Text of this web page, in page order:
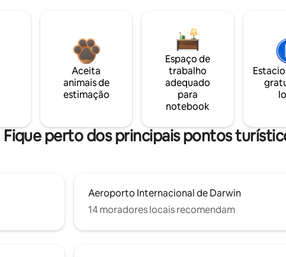
Aceita
animais de
estimação
Espaço de
trabalho
adequado
para
notebook
Fique perto dos principais pontos
Aeroporto Internacional de Darwin
14 moradores locais recomendam